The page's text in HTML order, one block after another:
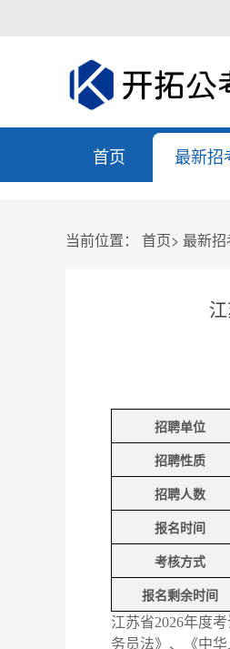
首页 最新招
当前位置： 首页> 最新招
招聘单位
招聘性质
招聘人数
报名时间
考核方式
报名剩余时间
江苏省2026年度
务员法》、《中